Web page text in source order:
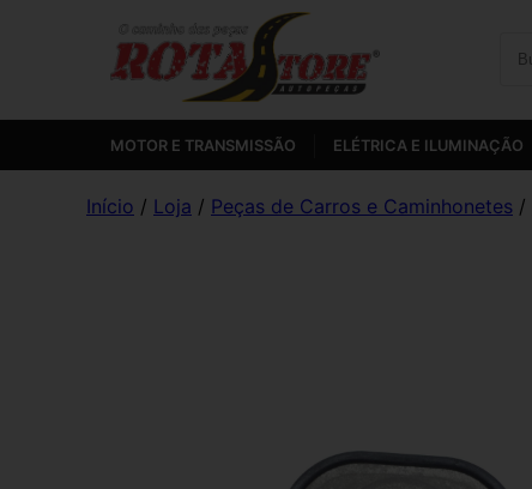
MOTOR E TRANSMISSÃO ELÉTRICA E ILUMINAÇÃO
Início / Loja / Peças de Carros e Caminhonetes /